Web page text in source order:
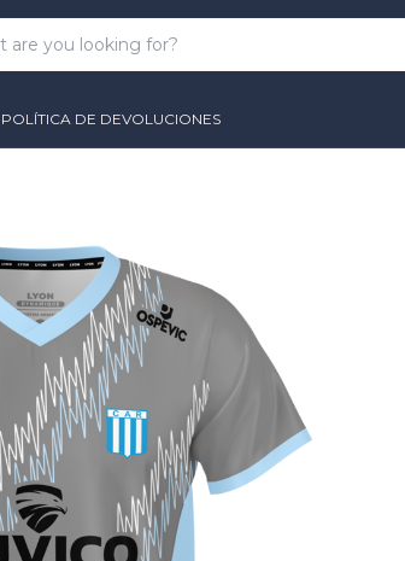
POLÍTICA DE DEVOLUCIONES